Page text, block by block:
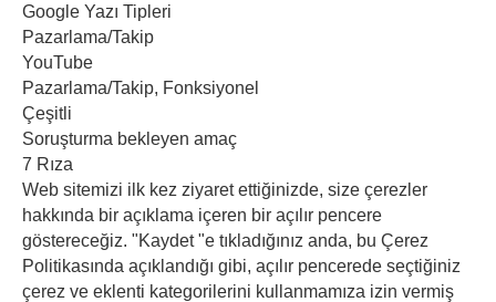
Google Yazı Tipleri
Pazarlama/Takip
YouTube
Pazarlama/Takip, Fonksiyonel
Çeşitli
Soruşturma bekleyen amaç
7 Rıza
Web sitemizi ilk kez ziyaret ettiğinizde, size çerezler
hakkında bir açıklama içeren bir açılır pencere
göstereceğiz. "Kaydet "e tıkladığınız anda, bu Çerez
Politikasında açıklandığı gibi, açılır pencerede seçtiğiniz
çerez ve eklenti kategorilerini kullanmamıza izin vermiş